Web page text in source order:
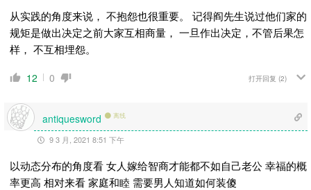
从实践的角度来说， 不抱怨也很重要。 记得阎先生说过他们家的
规矩是做出决定之前大家互相商量， 一旦作出决定，不管后果怎
样， 不互相埋怨。
12 0 打开回复 (2)
antiquesword 离线
9 3 月, 2021 8:51 下午
以动态分布的角度看 女人嫁给智商才能都不如自己老公 幸福的概
率更高 相对来看家庭和睦 需要男人知道如何装傻